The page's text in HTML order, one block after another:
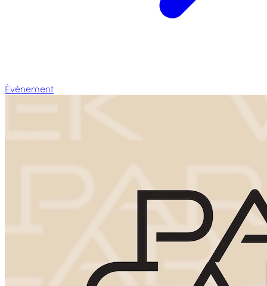
Événement